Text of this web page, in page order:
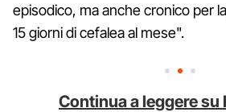
episodico, ma anche cronico per
15 giorni di cefalea al mese".
Continua a leggere su